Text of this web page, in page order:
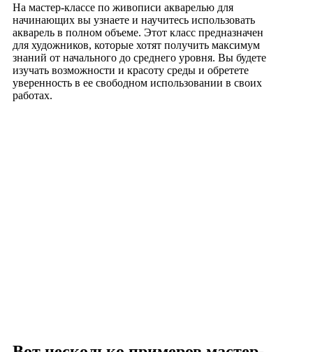
На мастер-классе по живописи акварелью для
начинающих вы узнаете и научитесь использовать
акварель в полном объеме. Этот класс предназначен
для художников, которые хотят получить максимум
знаний от начального до среднего уровня. Вы будете
изучать возможности и красоту среды и обретете
уверенность в ее свободном использовании в своих
работах.